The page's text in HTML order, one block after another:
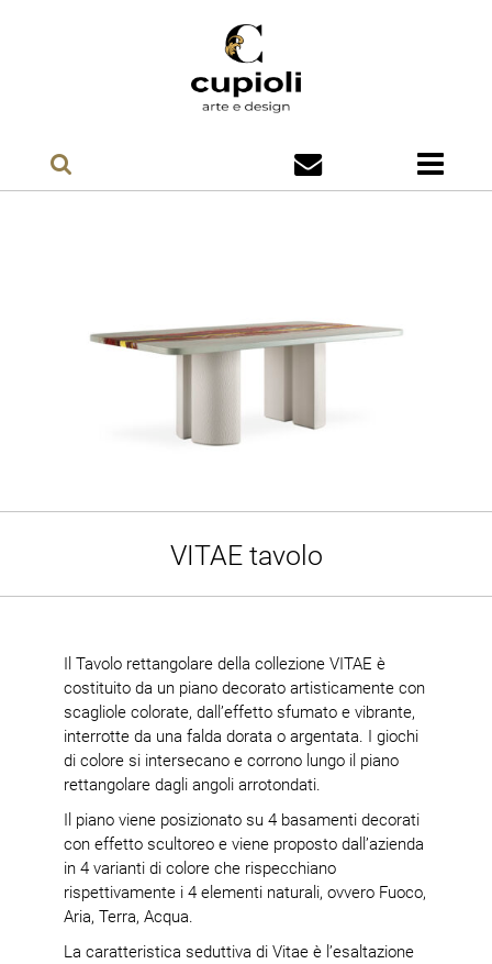
VITAE tavolo
Il Tavolo rettangolare della collezione VITAE è
costituito da un piano decorato artisticamente con
scagliole colorate, dall’effetto sfumato e vibrante,
interrotte da una falda dorata o argentata. I giochi
di colore si intersecano e corrono lungo il piano
rettangolare dagli angoli arrotondati.
Il piano viene posizionato su 4 basamenti decorati
con effetto scultoreo e viene proposto dall’azienda
in 4 varianti di colore che rispecchiano
rispettivamente i 4 elementi naturali, ovvero Fuoco,
Aria, Terra, Acqua.
La caratteristica seduttiva di Vitae è l’esaltazione